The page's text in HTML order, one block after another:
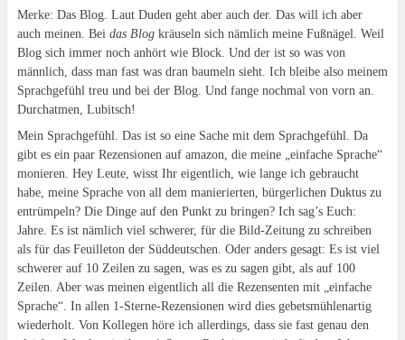
e
b
o
o
k
z
u
t
e
i
l
e
n
(
W
i
r
d
n
n
e
u
e
m
e
n
s
t
e
i
t
t
e
r
u
t
e
l
e
n
(
W
i
d
i
n
n
e
u
e
m
e
n
s
t
e
k
e
d
I
n
u
t
e
i
l
n
(
W
i
r
d
n
n
e
u
e
m
e
n
s
t
e
o
g
l
e
+
n
k
l
k
e
n
(
W
r
d
i
n
n
e
u
e
m
F
e
n
s
t
n
e
m
F
r
u
n
d
r
E
-
M
a
i
l
u
s
e
d
e
n
(
W
i
r
d
r
u
c
k
e
(
W
i
n
n
e
u
e
m
e
n
s
t
e
r
e
ö
f
f
n
Merke: Das Blog. Laut Duden geht aber auch der. Das will ich aber
auch meinen. Bei das Blogkräuseln sich nämlich meine Fußnägel. Weil
Blog sich immer noch anhört wie Block. Und der ist so was von
männlich, dass man fast was dran baumeln sieht. Ich bleibe also meinem
Sprachgefühl treu und bei der Blog. Und fange nochmal von vorn an.
Durchatmen, Lubitsch!
Mein Sprachgefühl. Das ist so eine Sache mit dem Sprachgefühl. Da
gibt es ein paar Rezensionen auf amazon, die meine „einfache Sprache“
monieren. Hey Leute, wisst Ihr eigentlich, wie lange ich gebraucht
habe, meine Sprache von all dem manierierten, bürgerlichen Duktus zu
entrümpeln? Die Dinge auf den Punkt zu bringen? Ich sag’s Euch:
Jahre. Es ist nämlich viel schwerer, für die Bild-Zeitung zu schreiben
als für das Feuilleton der Süddeutschen. Oder anders gesagt: Es ist viel
schwerer auf 10 Zeilen zu sagen, was es zu sagen gibt, als auf 100
Zeilen. Aber was meinen eigentlich all die Rezensenten mit „einfache
Sprache“. In allen 1-Sterne-Rezensionen wird dies gebetsmühlenartig
wiederholt. Von Kollegen höre ich allerdings, dass sie fast genau den